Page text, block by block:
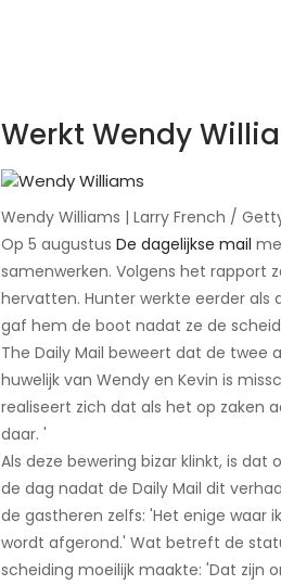
Werkt Wendy
Wendy Williams | Larry French /
Op 5 augustus De dagelijkse mail
samenwerken. Volgens het rapport
hervatten. Hunter werkte eerder als
gaf hem de boot nadat ze de
The Daily Mail beweert dat de twee
huwelijk van Wendy en Kevin is
realiseert zich dat als het op zaken
daar. '
Als deze bewering bizar klinkt, is
de dag nadat de Daily Mail dit
de gastheren zelfs: 'Het enige waar
wordt afgerond.' Wat betreft de
scheiding moeilijk maakte: 'Dat zijn